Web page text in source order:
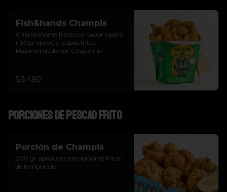
Fish&hands Champis
Champiñones fritos con sabor casero
(130gr aprox) y papas fritas.
Recomendado por Chayanne!
$8.490
Porciones de pescao frito
Porción de Champis
200 gr aprox de champiñones fritos
de temporada.